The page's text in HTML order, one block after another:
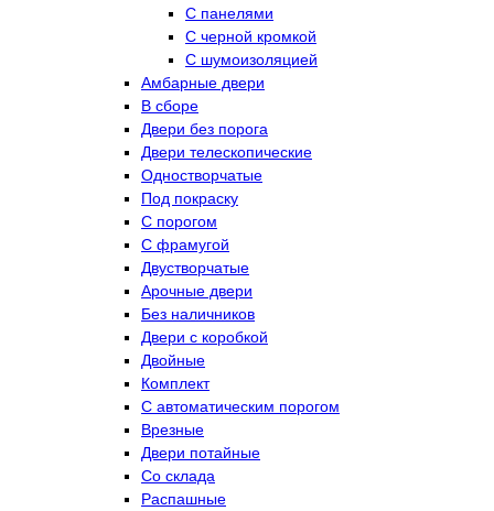
С панелями
С черной кромкой
С шумоизоляцией
Амбарные двери
В сборе
Двери без порога
Двери телескопические
Одностворчатые
Под покраску
С порогом
С фрамугой
Двустворчатые
Арочные двери
Без наличников
Двери с коробкой
Двойные
Комплект
С автоматическим порогом
Врезные
Двери потайные
Со склада
Распашные